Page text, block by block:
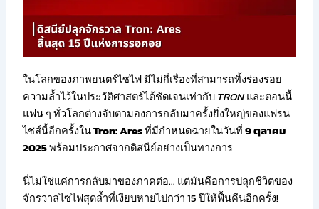
ในโลกของภาพยนตร์ไซไฟ มีไม่กี่เรื่องที่สามารถทิ้งร่องรอย
ความล้ำไว้ในประวัติศาสตร์ได้ชัดเจนเท่ากับTRONและตอนนี้
แฟน ๆ ทั่วโลกต่างจับตามองการกลับมาครั้งยิ่งใหญ่ของแฟรน
ไชส์นี้อีกครั้งในTron: Aresที่มีกำหนดฉายในวันที่9 ตุลาคม
2025พร้อมประกาศจากดิสนีย์อย่างเป็นทางการ
นี่ไม่ใช่แค่การกลับมาของภาคต่อ… แต่มันคือการปลุกชีวิตของ
จักรวาลไซไฟสุดล้ำที่เงียบหายไปกว่า 15 ปีให้ฟื้นคืนอีกครั้ง!